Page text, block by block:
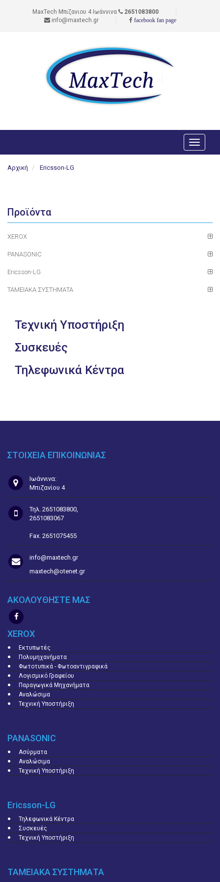
MaxTech Μπιζανιου 4 Ιωάννινα
2651083800
info@maxtech.gr
facebook fan page
Toggle
Αρχική Ericsson-LG
Προϊόντα
XEROX
PANASONIC
Ericsson-LG
ΤΑΜΕΙΑΚΑ ΣΥΣΤΗΜΑΤΑ
Τεχνική Υποστήριξη
Συσκευές
Τηλεφωνικά Κέντρα
ΣΤΟΙΧΕΙΑ ΕΠΙΚΟΙΝΩΝΙΑΣ
Ιωάννινα:
Μπιζανίου 4
Τηλ. 2651083800,
2651083067
Fax. 2651075455
info@maxtech.gr
maxtech@otenet.gr
ΑΚΟΛΟΥΘΗΣΤΕ ΜΑΣ
XEROX
Εκτυπωτές
Πολυμηχανήματα
Φωτοτυπικά - Φωτοαντιγραφικά
Λογισμικό Γραφείου
Παραγωγικά Μηχανήματα
Αναλώσιμα
Τεχνική Υποστήριξη
PANASONIC
Ασύρματα
Αναλώσιμα
Τεχνική Υποστήριξη
Ericsson-LG
Τηλεφωνικά Κέντρα
Συσκευές
Τεχνική Υποστήριξη
ΤΑΜΕΙΑΚΑ ΣΥΣΤΗΜΑΤΑ